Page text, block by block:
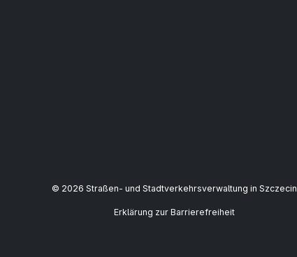
© 2026 Straßen- und Stadtverkehrsverwaltung in Szczecin
Erklärung zur Barrierefreiheit